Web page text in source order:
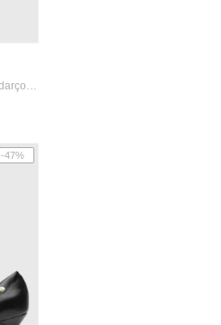
Tênis Feminino Santa Lolla Cadarço Branco
-47%